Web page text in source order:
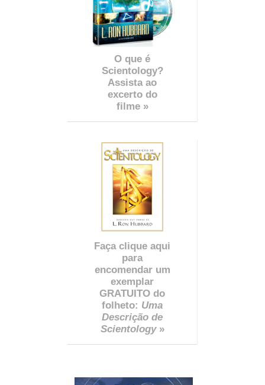
O que é
Scientology?
Assista ao
excerto do
filme »
Faça clique aqui
para
encomendar um
exemplar
GRATUITO do
folheto: Uma
Descrição de
Scientology»